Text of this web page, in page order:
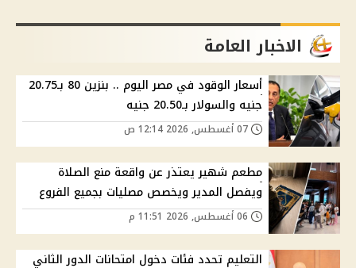
الاخبار العامة
أسعار الوقود في مصر اليوم .. بنزين 80 بـ20.75
جنيه والسولار بـ20.50 جنيه
مطعم شهير يعتذر عن واقعة منع الصلاة
ويفصل المدير ويخصص مصليات بجميع الفروع
التعليم تحدد فئات دخول امتحانات الدور الثاني